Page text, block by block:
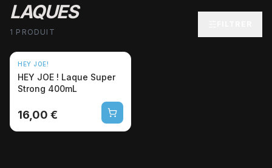
LAQUES
1 PRODUIT
HEY JOE!
HEY JOE ! Laque Super
Strong 400mL
16,00 €